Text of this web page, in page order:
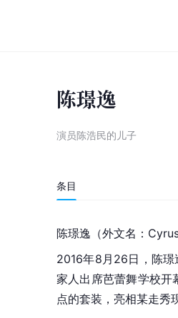
陈璟逸
演员陈浩民的儿子
条目
陈璟逸（外文名：
2016年8月26日，陈
家人出席芭蕾舞学校开
点的套装，亮相某走秀